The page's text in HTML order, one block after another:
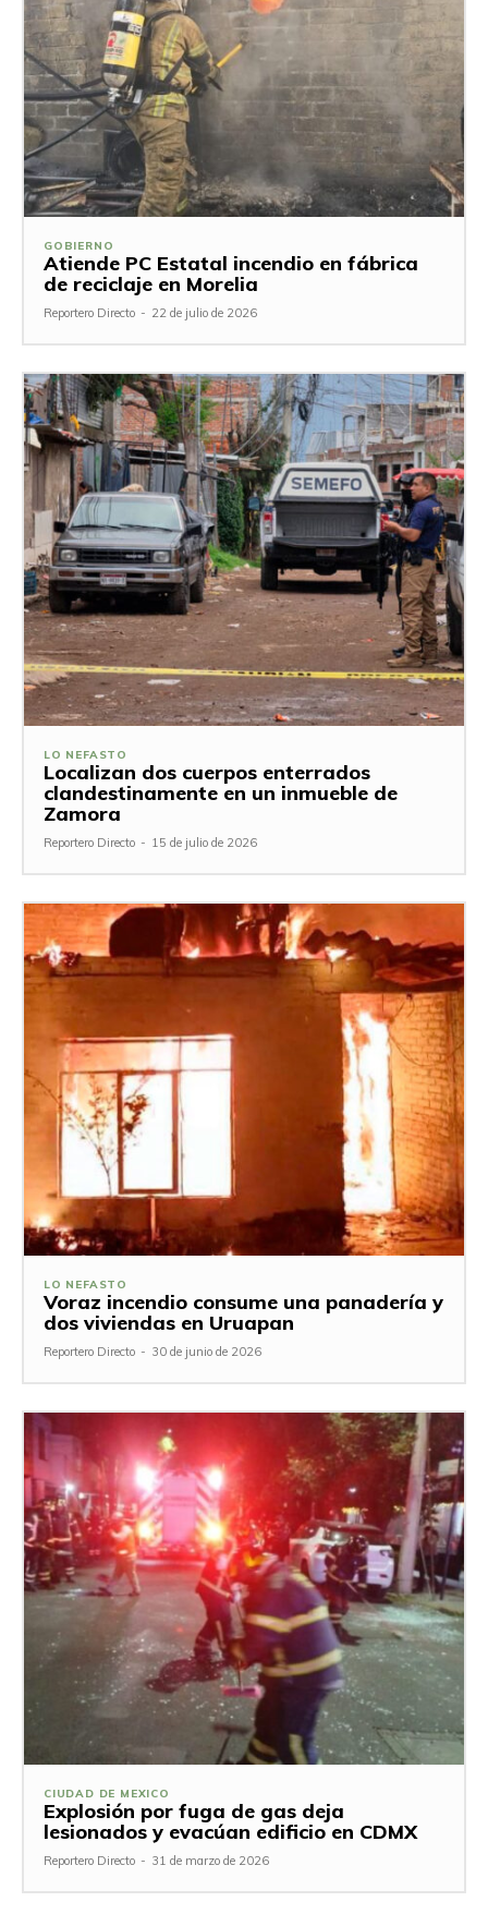
GOBIERNO
Atiende PC Estatal incendio en fábrica
de reciclaje en Morelia
Reportero Directo - 22 de julio de 2026
LO NEFASTO
Localizan dos cuerpos enterrados
clandestinamente en un inmueble de
Zamora
Reportero Directo - 15 de julio de 2026
LO NEFASTO
Voraz incendio consume una panadería y
dos viviendas en Uruapan
Reportero Directo - 30 de junio de 2026
CIUDAD DE MEXICO
Explosión por fuga de gas deja
lesionados y evacúan edificio en CDMX
Reportero Directo - 31 de marzo de 2026